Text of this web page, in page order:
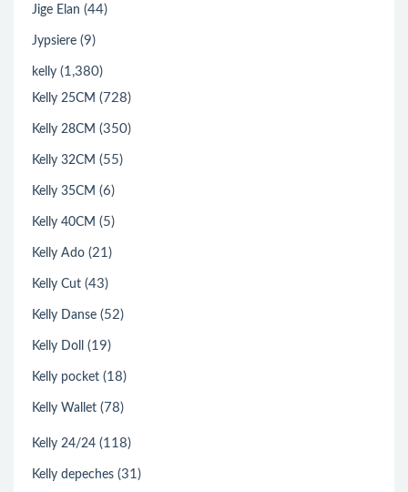
Jige Elan (44)
Jypsiere (9)
kelly (1,380)
Kelly 25CM (728)
Kelly 28CM (350)
Kelly 32CM (55)
Kelly 35CM (6)
Kelly 40CM (5)
Kelly Ado (21)
Kelly Cut (43)
Kelly Danse (52)
Kelly Doll (19)
Kelly pocket (18)
Kelly Wallet (78)
Kelly 24/24 (118)
Kelly depeches (31)